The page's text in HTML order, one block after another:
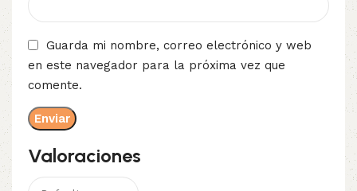
Valoraciones
Guarda mi nombre, correo electrónico y web
en este navegador para la próxima vez que
comente.